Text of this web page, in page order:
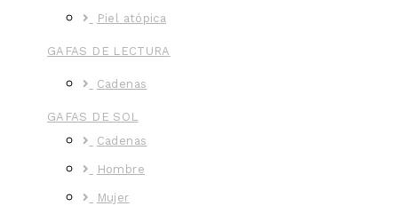
Piel atópica
GAFAS DE LECTURA
Cadenas
GAFAS DE SOL
Cadenas
Hombre
Mujer